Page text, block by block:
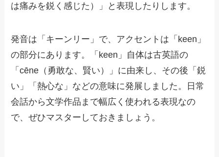
は痛みを鋭く感じた）」と表現したりします。
発音は「キーンリー」で、アクセントは「keen」
の部分にあります。「keen」自体は古英語の
「cēne（勇敢な、賢い）」に由来し、その後「鋭
い」「熱心な」などの意味に発展しました。日常
会話から文学作品まで幅広く使われる表現なの
で、ぜひマスターしておきましょう。